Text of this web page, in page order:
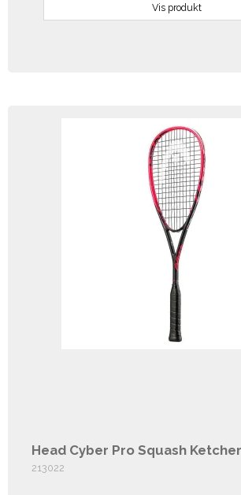
Vis produkt
Head Cyber Pro Squash Ketcher
213022